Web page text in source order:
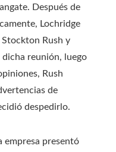
Después de
Lochridge
Rush y
dicha reunión, luego
Rush
de
despedirlo.
empresa presentó